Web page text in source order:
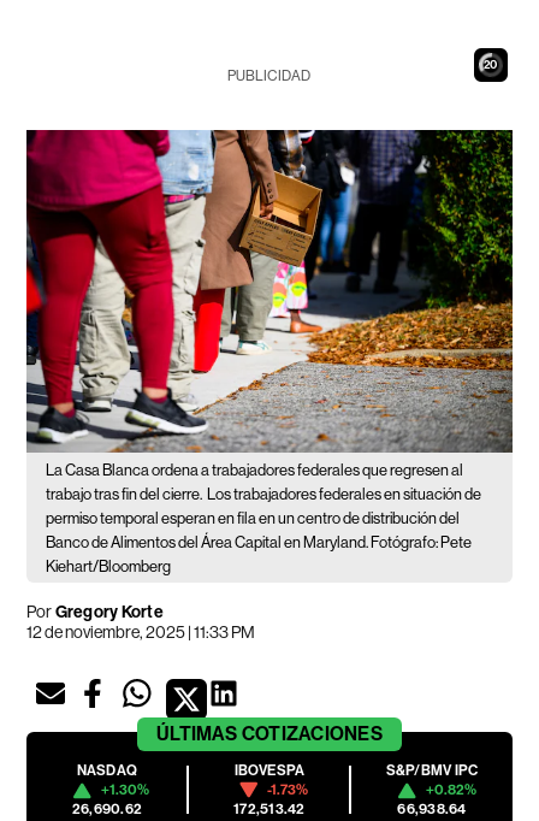
19
PUBLICIDAD
La Casa Blanca ordena a trabajadores federales que regresen al
trabajo tras fin del cierre. Los trabajadores federales en situación de
permiso temporal esperan en fila en un centro de distribución del
Banco de Alimentos del Área Capital en Maryland. Fotógrafo: Pete
Kiehart/Bloomberg
PorGregory Korte
12 de noviembre, 2025 | 11:33 PM
ÚLTIMAS COTIZACIONES
NASDAQ
+1.30%
26,690.62
IBOVESPA
-1.73%
172,513.42
S&P/BMV IPC
+0.82%
66,938.64